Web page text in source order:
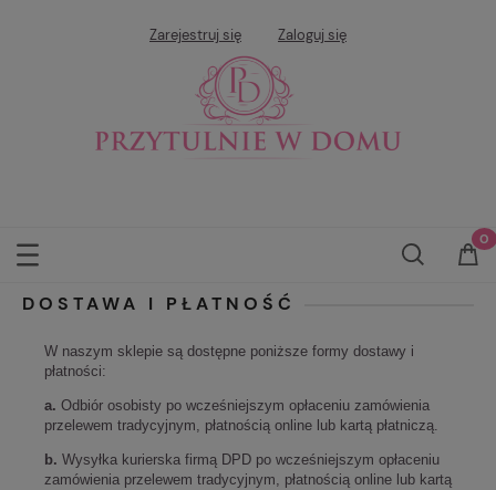
Zarejestruj się Zaloguj się
DOSTAWA I PŁATNOŚĆ
W naszym sklepie są dostępne poniższe formy dostawy i
płatności:
a. Odbiór osobisty po wcześniejszym opłaceniu zamówienia
przelewem tradycyjnym, płatnością online lub kartą płatniczą.
b. Wysyłka kurierska firmą DPD po wcześniejszym opłaceniu
zamówienia przelewem tradycyjnym, płatnością online lub kartą